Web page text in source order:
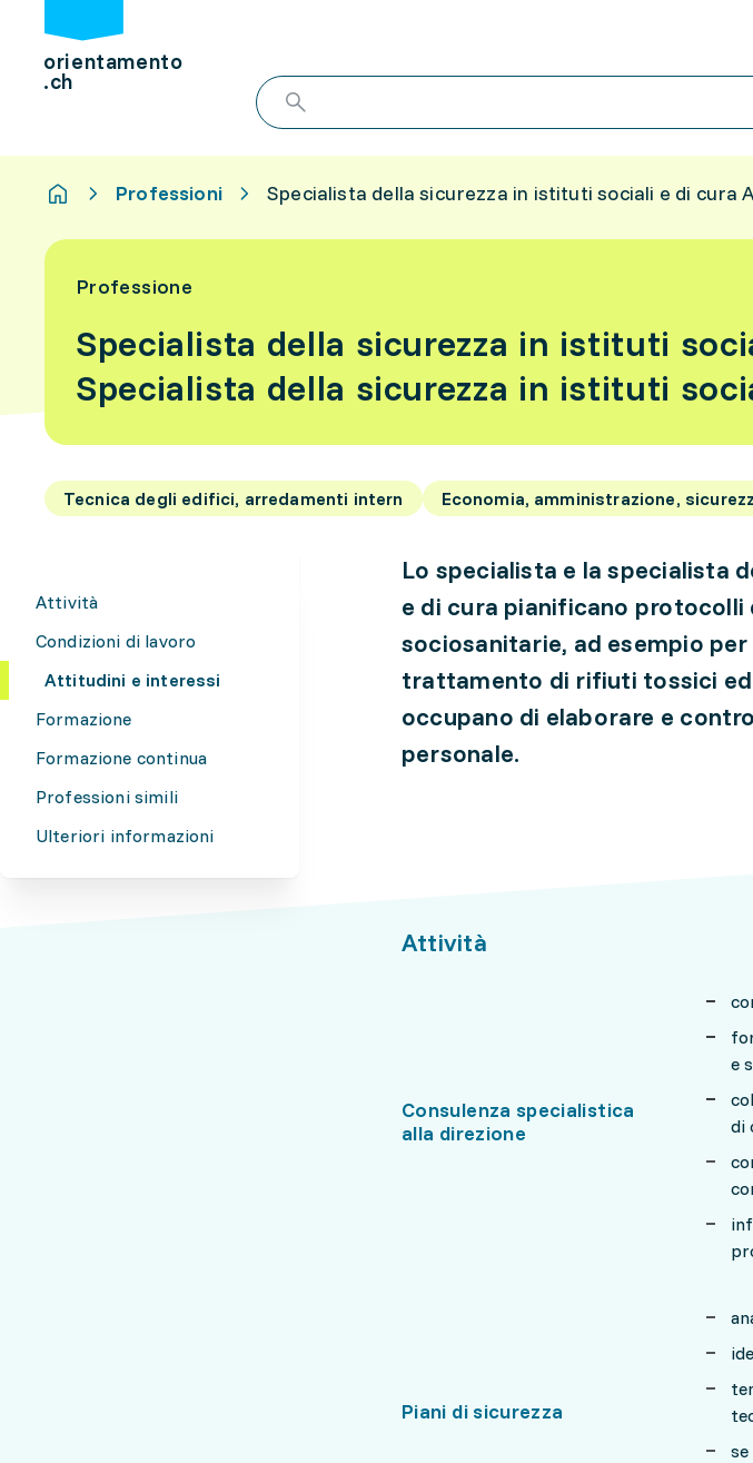
orientamento
.ch
Professioni Specialista della sicurezza in istituti sociali e di cura
Professione
Specialista della sicurezza in istituti
Specialista della sicurezza in istituti
Tecnica degli edifici, arredamenti intern Economia, amministrazione,
Attività
Condizioni di lavoro
Attitudini e interessi
Formazione
Formazione continua
Professioni simili
Ulteriori informazioni
Lo specialista e la specialista
e di cura pianificano
sociosanitarie, ad esempio
trattamento di rifiuti tossici
occupano di elaborare e
personale.
Attività
Consulenza specialistica
alla direzione
e
di
Piani di sicurezza